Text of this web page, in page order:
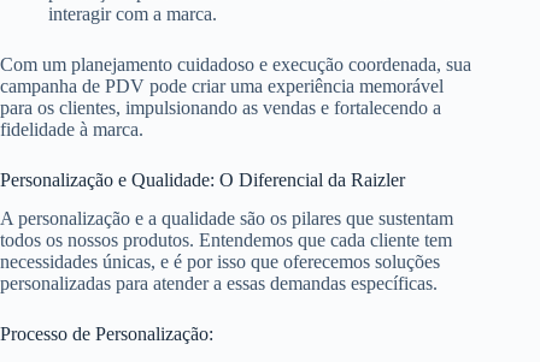
interagir com a marca.
Com um planejamento cuidadoso e execução coordenada, sua
campanha de PDV pode criar uma experiência memorável
para os clientes, impulsionando as vendas e fortalecendo a
fidelidade à marca.
Personalização e Qualidade: O Diferencial da Raizler
A personalização e a qualidade são os pilares que sustentam
todos os nossos produtos. Entendemos que cada cliente tem
necessidades únicas, e é por isso que oferecemos soluções
personalizadas para atender a essas demandas específicas.
Processo de Personalização: